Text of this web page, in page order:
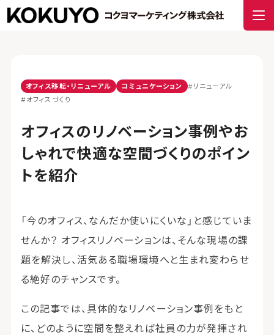
オフィス移転・リニューアル コミュニケーション
#リニューアル
#オフィスづくり
オフィスのリノベーション事例やお
しゃれで快適な空間づくりのポイン
トを紹介
「今のオフィス、なんだか使いにくいな」と感じていま
せんか？ オフィスリノベーションは、そんな現場の課
題を解決し、活気ある職場環境へと生まれ変わらせ
る絶好のチャンスです。
この記事では、具体的なリノベーション事例をもと
に、どのように空間を整えれば社員の力が発揮され